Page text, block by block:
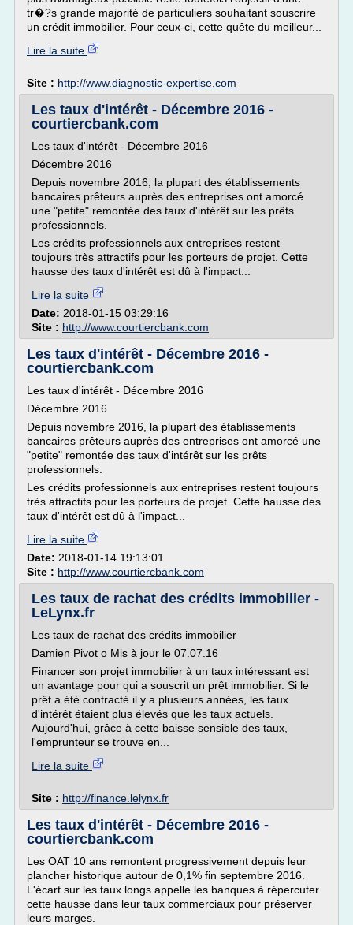
tr�?s grande majorité de particuliers souhaitant souscrire
un crédit immobilier. Pour ceux-ci, cette quête du meilleur...
Lire la suite
Site : http://www.diagnostic-expertise.com
Les taux d'intérêt - Décembre 2016 -
courtiercbank.com
Les taux d'intérêt - Décembre 2016
Décembre 2016
Depuis novembre 2016, la plupart des établissements
bancaires prêteurs auprès des entreprises ont amorcé
une "petite" remontée des taux d'intérêt sur les prêts
professionnels.
Les crédits professionnels aux entreprises restent
toujours très attractifs pour les porteurs de projet. Cette
hausse des taux d'intérêt est dû à l'impact...
Lire la suite
Date: 2018-01-15 03:29:16
Site : http://www.courtiercbank.com
Les taux d'intérêt - Décembre 2016 -
courtiercbank.com
Les taux d'intérêt - Décembre 2016
Décembre 2016
Depuis novembre 2016, la plupart des établissements
bancaires prêteurs auprès des entreprises ont amorcé une
"petite" remontée des taux d'intérêt sur les prêts
professionnels.
Les crédits professionnels aux entreprises restent toujours
très attractifs pour les porteurs de projet. Cette hausse des
taux d'intérêt est dû à l'impact...
Lire la suite
Date: 2018-01-14 19:13:01
Site : http://www.courtiercbank.com
Les taux de rachat des crédits immobilier -
LeLynx.fr
Les taux de rachat des crédits immobilier
Damien Pivot o Mis à jour le 07.07.16
Financer son projet immobilier à un taux intéressant est
un avantage pour qui a souscrit un prêt immobilier. Si le
prêt a été contracté il y a plusieurs années, les taux
d'intérêt étaient plus élevés que les taux actuels.
Aujourd'hui, grâce à cette baisse sensible des taux,
l'emprunteur se trouve en...
Lire la suite
Site : http://finance.lelynx.fr
Les taux d'intérêt - Décembre 2016 -
courtiercbank.com
Les OAT 10 ans remontent progressivement depuis leur
plancher historique autour de 0,1% fin septembre 2016.
L'écart sur les taux longs appelle les banques à répercuter
cette hausse dans leur taux commerciaux pour préserver
leurs marges.